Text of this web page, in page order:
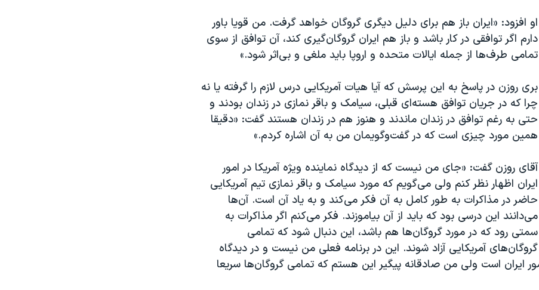
او افزود: «ایران باز هم برای دلیل دیگری گروگان خواهد گرفت. من قویا باور
دارم اگر توافقی در کار باشد و باز هم ایران گروگان‌گیری کند، آن توافق از سوی
تمامی طرف‌ها از جمله ایالات متحده و اروپا باید ملغی و بی‌اثر شود.»
بری روزن در پاسخ به این پرسش که آیا هیات آمریکایی درس لازم را گرفته یا نه
چرا که در جریان توافق هسته‌ای قبلی، سیامک و باقر نمازی در زندان بودند و
حتی به رغم توافق در زندان ماندند و هنوز هم در زندان هستند گفت: «دقیقا
همین مورد چیزی است که در گفت‌‌وگویمان من به آن اشاره کردم.»
آقای روزن گفت: «جای من نیست که از دیدگاه نماینده ویژه آمریکا در امور
ایران اظهار نظر کنم ولی می‌گویم که مورد سیامک و باقر نمازی تیم آمریکایی
حاضر در مذاکرات به طور کامل به آن فکر می‌کند و به یاد آن است. آن‌ها
می‌دانند این درسی بود که باید از آن بیاموزند. فکر می‌کنم اگر مذاکرات به
سمتی رود که در مورد گروگان‌ها هم باشد، این دنبال شود که تمامی
گروگان‌های آمریکایی آزاد شوند. این در برنامه فعلی من نیست و در دیدگاه
ایران است ولی من صادقانه پیگیر این هستم که تمامی گروگان‌ها سریعا